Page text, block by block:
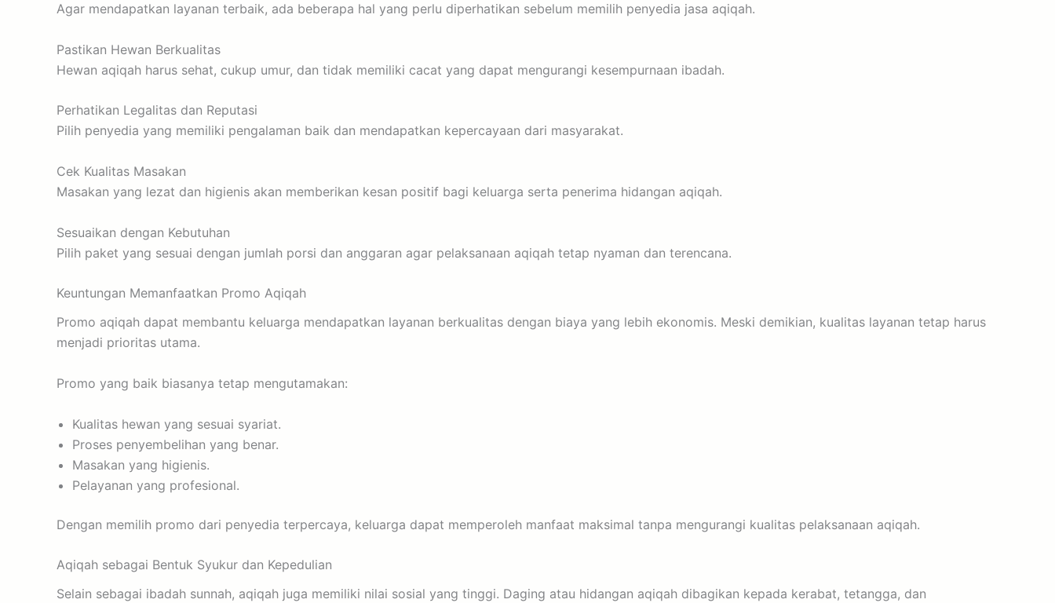
Agar mendapatkan layanan terbaik, ada beberapa hal yang perlu diperhatikan sebelum memilih penyedia jasa aqiqah.
Pastikan Hewan Berkualitas
Hewan aqiqah harus sehat, cukup umur, dan tidak memiliki cacat yang dapat mengurangi kesempurnaan ibadah.
Perhatikan Legalitas dan Reputasi
Pilih penyedia yang memiliki pengalaman baik dan mendapatkan kepercayaan dari masyarakat.
Cek Kualitas Masakan
Masakan yang lezat dan higienis akan memberikan kesan positif bagi keluarga serta penerima hidangan aqiqah.
Sesuaikan dengan Kebutuhan
Pilih paket yang sesuai dengan jumlah porsi dan anggaran agar pelaksanaan aqiqah tetap nyaman dan terencana.
Keuntungan Memanfaatkan Promo Aqiqah
Promo aqiqah dapat membantu keluarga mendapatkan layanan berkualitas dengan biaya yang lebih ekonomis. Meski demikian, kualitas layanan tetap harus
menjadi prioritas utama.
Promo yang baik biasanya tetap mengutamakan:
Kualitas hewan yang sesuai syariat.
Proses penyembelihan yang benar.
Masakan yang higienis.
Pelayanan yang profesional.
Dengan memilih promo dari penyedia terpercaya, keluarga dapat memperoleh manfaat maksimal tanpa mengurangi kualitas pelaksanaan aqiqah.
Aqiqah sebagai Bentuk Syukur dan Kepedulian
Selain sebagai ibadah sunnah, aqiqah juga memiliki nilai sosial yang tinggi. Daging atau hidangan aqiqah dibagikan kepada kerabat, tetangga, dan